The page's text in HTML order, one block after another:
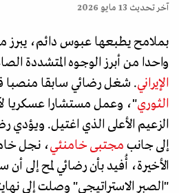
آخر تحديث 13 مايو 2026
بملامح يطبعها عبوس دائم،
واحدا من أبرز الوجوه المتشددة
الإيراني. شغل رضائي سابقا منصبا
الثوري"، وعمل مستشارا عسكريا
الزعيم الأعلى الذي اغتيل. ويؤدي
إلى جانب مجتبى خامنئي، نجل
الأخيرة، أُفيد بأن رضائي لمح إلى أن
"الصبر الاستراتيجي" وصلت إلى